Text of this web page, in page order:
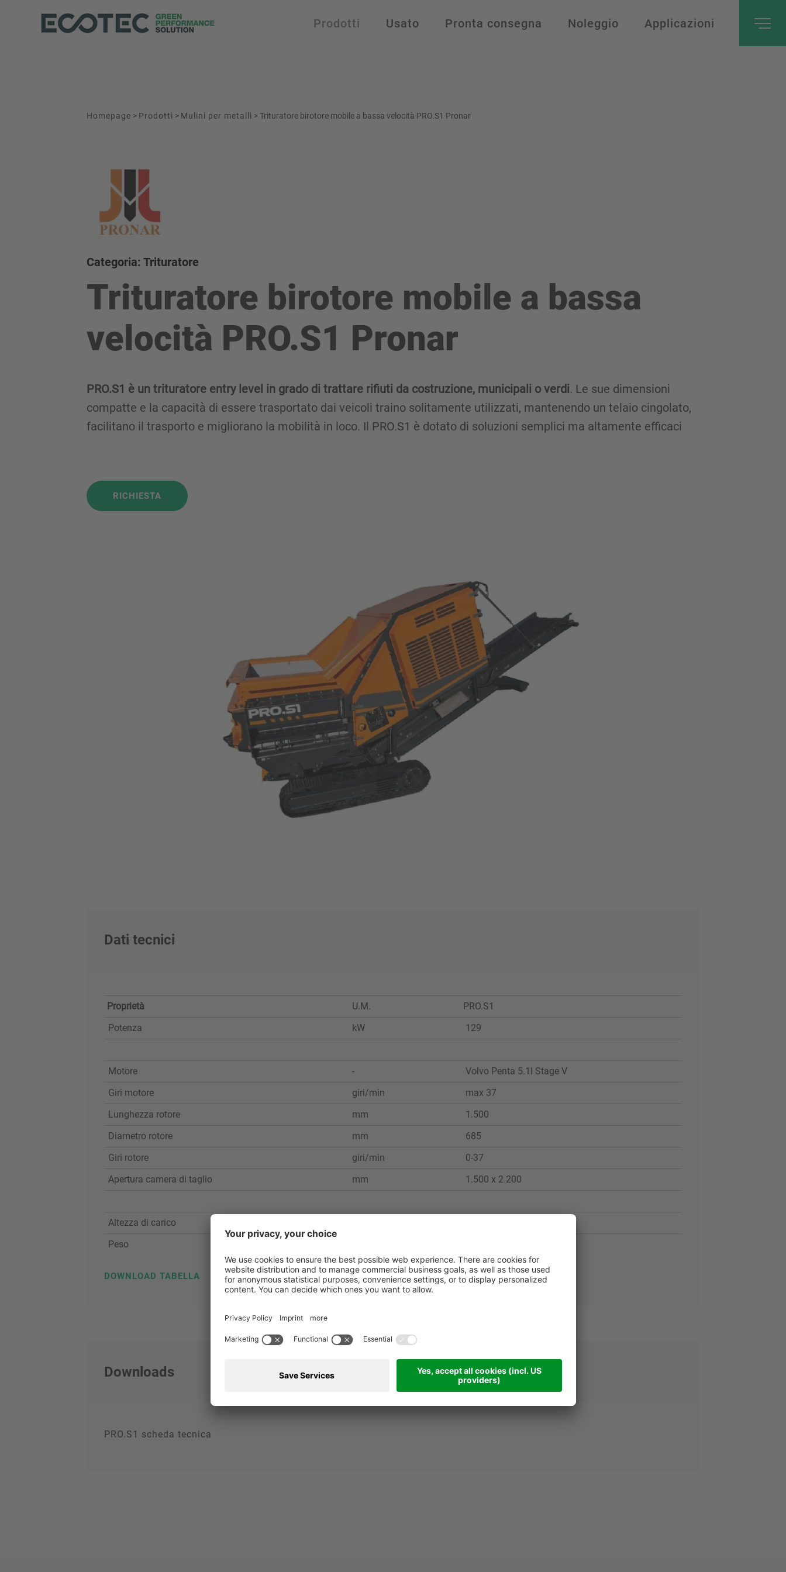
Prodotti Usato Pronta consegna Noleggio Applicazioni
Homepage > Prodotti > Mulini per metalli >Trituratore birotore mobile a bassa velocità PRO.S1 Pronar
Categoria: Trituratore
Trituratore birotore mobile a bassa
velocità PRO.S1 Pronar
PRO.S1 è un trituratore entry level in grado di trattare rifiuti da costruzione, municipali o verdi. Le sue dimensioni
compatte e la capacità di essere trasportato dai veicoli traino solitamente utilizzati, mantenendo un telaio cingolato,
facilitano il trasporto e migliorano la mobilità in loco. Il PRO.S1 è dotato di soluzioni semplici ma altamente efficaci
RICHIESTA
Dati tecnici
Proprietà U.M.
PRO.S1
Potenza
kW 129
Motore -
Volvo Penta 5.1l Stage V
Giri motore
giri/min
max 37
Lunghezza rotore
mm
1.500
Diametro rotore
mm
685
Giri rotore
giri/min
0-37
Apertura camera di taglio
mm 1.500 x 2.200
Altezza di carico
Peso
DOWNLOAD TABELLA
Downloads
PRO.S1 scheda tecnica